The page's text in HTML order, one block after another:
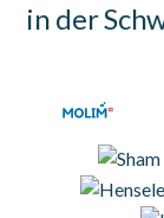
in der